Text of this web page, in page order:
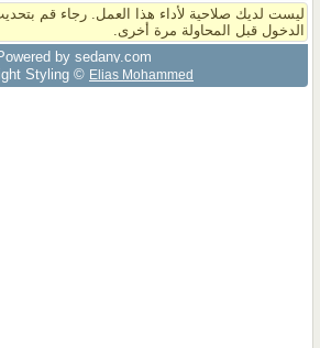
ليست لديك صلاحية لأداء هذا العمل. رجاء قم
الدخول قبل المحاولة مرة أخرى.
by sedany.com
Styling © Elias Mohammed